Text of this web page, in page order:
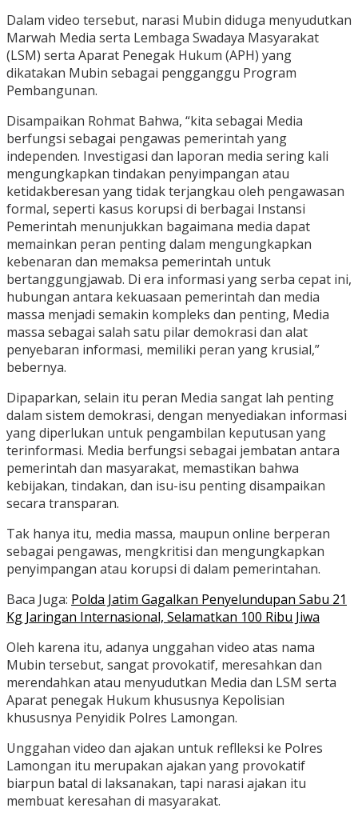
Dalam video tersebut, narasi Mubin diduga menyudutkan
Marwah Media serta Lembaga Swadaya Masyarakat
(LSM) serta Aparat Penegak Hukum (APH) yang
dikatakan Mubin sebagai pengganggu Program
Pembangunan.
Disampaikan Rohmat Bahwa, “kita sebagai Media
berfungsi sebagai pengawas pemerintah yang
independen. Investigasi dan laporan media sering kali
mengungkapkan tindakan penyimpangan atau
ketidakberesan yang tidak terjangkau oleh pengawasan
formal, seperti kasus korupsi di berbagai Instansi
Pemerintah menunjukkan bagaimana media dapat
memainkan peran penting dalam mengungkapkan
kebenaran dan memaksa pemerintah untuk
bertanggungjawab. Di era informasi yang serba cepat ini,
hubungan antara kekuasaan pemerintah dan media
massa menjadi semakin kompleks dan penting, Media
massa sebagai salah satu pilar demokrasi dan alat
penyebaran informasi, memiliki peran yang krusial,”
bebernya.
Dipaparkan, selain itu peran Media sangat lah penting
dalam sistem demokrasi, dengan menyediakan informasi
yang diperlukan untuk pengambilan keputusan yang
terinformasi. Media berfungsi sebagai jembatan antara
pemerintah dan masyarakat, memastikan bahwa
kebijakan, tindakan, dan isu-isu penting disampaikan
secara transparan.
Tak hanya itu, media massa, maupun online berperan
sebagai pengawas, mengkritisi dan mengungkapkan
penyimpangan atau korupsi di dalam pemerintahan.
Baca Juga: Polda Jatim Gagalkan Penyelundupan Sabu 21
Kg Jaringan Internasional, Selamatkan 100 Ribu Jiwa
Oleh karena itu, adanya unggahan video atas nama
Mubin tersebut, sangat provokatif, meresahkan dan
merendahkan atau menyudutkan Media dan LSM serta
Aparat penegak Hukum khususnya Kepolisian
khususnya Penyidik Polres Lamongan.
Unggahan video dan ajakan untuk reflleksi ke Polres
Lamongan itu merupakan ajakan yang provokatif
biarpun batal di laksanakan, tapi narasi ajakan itu
membuat keresahan di masyarakat.